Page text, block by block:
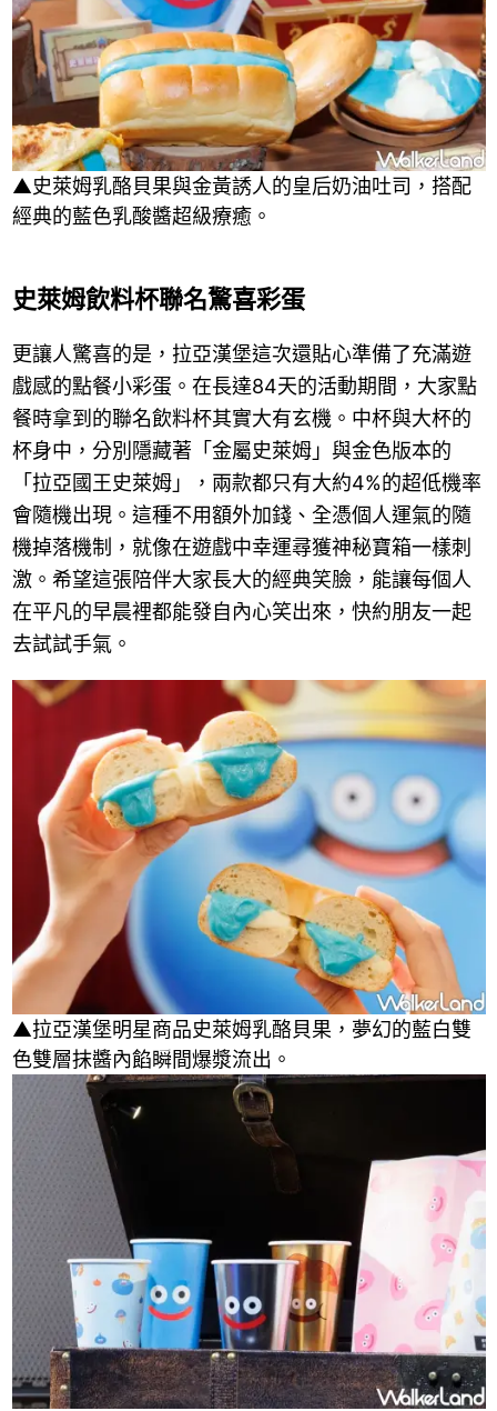
▲史萊姆乳酪貝果與金黃誘人的皇后奶油吐司，搭配
經典的藍色乳酸醬超級療癒。
史萊姆飲料杯聯名驚喜彩蛋
更讓人驚喜的是，拉亞漢堡這次還貼心準備了充滿遊
戲感的點餐小彩蛋。在長達84天的活動期間，大家點
餐時拿到的聯名飲料杯其實大有玄機。中杯與大杯的
杯身中，分別隱藏著「金屬史萊姆」與金色版本的
「拉亞國王史萊姆」，兩款都只有大約4%的超低機率
會隨機出現。這種不用額外加錢、全憑個人運氣的隨
機掉落機制，就像在遊戲中幸運尋獲神秘寶箱一樣刺
激。希望這張陪伴大家長大的經典笑臉，能讓每個人
在平凡的早晨裡都能發自內心笑出來，快約朋友一起
去試試手氣。
▲拉亞漢堡明星商品史萊姆乳酪貝果，夢幻的藍白雙
色雙層抹醬內餡瞬間爆漿流出。